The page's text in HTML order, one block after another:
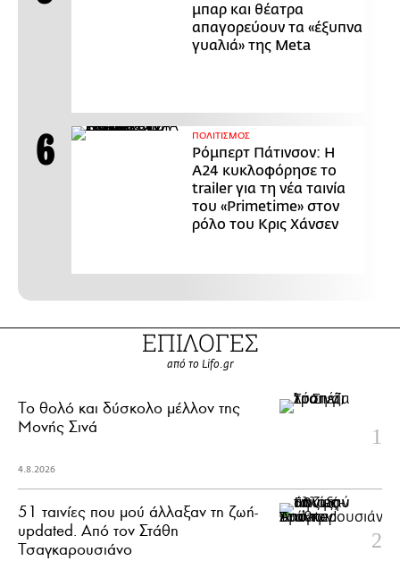
μπαρ και θέατρα
απαγορεύουν τα «έξυπνα
γυαλιά» της Meta
ΠΟΛΙΤΙΣΜΟΣ
Ρόμπερτ Πάτινσον: Η
Α24 κυκλοφόρησε το
trailer για τη νέα ταινία
του «Primetime» στον
ρόλο του Κρις Χάνσεν
ΕΠΙΛΟΓΕΣ
από το Lifo.gr
Το θολό και δύσκολο μέλλον της
Μονής Σινά
4.8.2026
51 ταινίες που μού άλλαξαν τη ζωή-
updated. Aπό τον Στάθη
Τσαγκαρουσιάνο